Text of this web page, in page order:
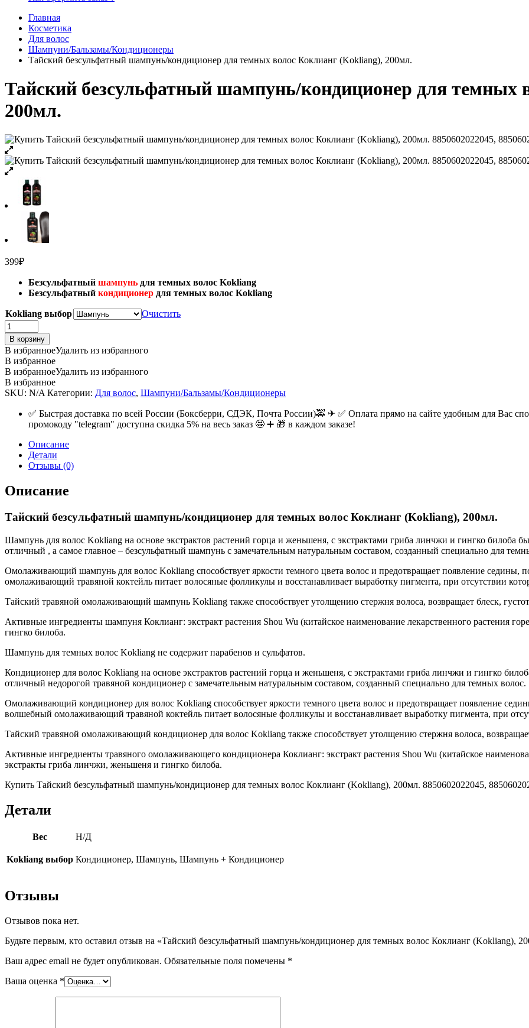
Главная
Косметика
Для волос
Шампуни/Бальзамы/Кондиционеры
Тайский безсульфатный шампунь/кондиционер для темных волос Коклианг (Kokliang), 200мл.
Тайский безсульфатный шампунь/кондиционер для темных
200мл.
399₽
Безсульфатный шампунь для темных волос Kokliang
Безсульфатный кондиционер для темных волос Kokliang
Kokliang выбор
Очистить
Тайский
безсульфатный
шампунь/
кондиционер
для
темных
волос
Коклианг
(Kokliang),
200мл.
quantity
В корзину
В избранноеУдалить из избранного
В избранное
В избранноеУдалить из избранного
В избранное
SKU: N/A Категории: Для волос, Шампуни/Бальзамы/Кондиционеры
✅ Быстрая доставка по всей России (Боксберри, СДЭК, Почта России)🚕 ✈ ✅ Оплата прямо на сайте удобным для Вас
промокоду "telegram" доступна скидка 5% на весь заказ 🤩 ➕ 🎁 в каждом заказе!
Описание
Детали
Отзывы (0)
Описание
Тайский безсульфатный шампунь/кондиционер для темных волос Коклианг (Kokliang), 200мл.
Шампунь для волос Kokliang на основе экстрактов растений горца и женьшеня, с экстрактами гриба линчжи и гингко билоба
отличный , а самое главное – безсульфатный шампунь с замечательным натуральным составом, созданный специально для
Омолаживающий шампунь для волос Kokliang способствует яркости темного цвета волос и предотвращает появление седины,
омолаживающий травяной коктейль питает волосяные фолликулы и восстанавливает выработку пигмента, при отсутствии
Тайский травяной омолаживающий шампунь Kokliang также способствует утолщению стержня волоса, возвращает блеск,
Активные ингредиенты шампуня Коклианг: экстракт растения Shou Wu (китайское наименование лекарственного растения
гингко билоба.
Шампунь для темных волос Kokliang не содержит парабенов и сульфатов.
Кондиционер для волос Kokliang на основе экстрактов растений горца и женьшеня, с экстрактами гриба линчжи и гингко
отличный недорогой травяной кондиционер с замечательным натуральным составом, созданный специально для темных волос.
Омолаживающий кондиционер для волос Kokliang способствует яркости темного цвета волос и предотвращает появление
волшебный омолаживающий травяной коктейль питает волосяные фолликулы и восстанавливает выработку пигмента, при
Тайский травяной омолаживающий кондиционер для волос Kokliang также способствует утолщению стержня волоса,
Активные ингредиенты травяного омолаживающего кондиционера Коклианг: экстракт растения Shou Wu (китайское
экстракты гриба линчжи, женьшеня и гингко билоба.
Купить Тайский безсульфатный шампунь/кондиционер для темных волос Коклианг (Kokliang), 200мл. 8850602022045,
Детали
Вес Н/Д
Kokliang выбор Кондиционер, Шампунь, Шампунь + Кондиционер
Отзывы
Отзывов пока нет.
Будьте первым, кто оставил отзыв на «Тайский безсульфатный шампунь/кондиционер для темных волос Коклианг (Kokliang),
Ваш адрес email не будет опубликован. Обязательные поля помечены *
Ваша оценка *